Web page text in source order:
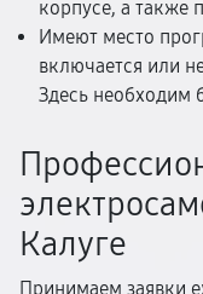
корпусе, а также
Имеют место
включается или
Здесь необходим
Калуге
Принимаем заявки